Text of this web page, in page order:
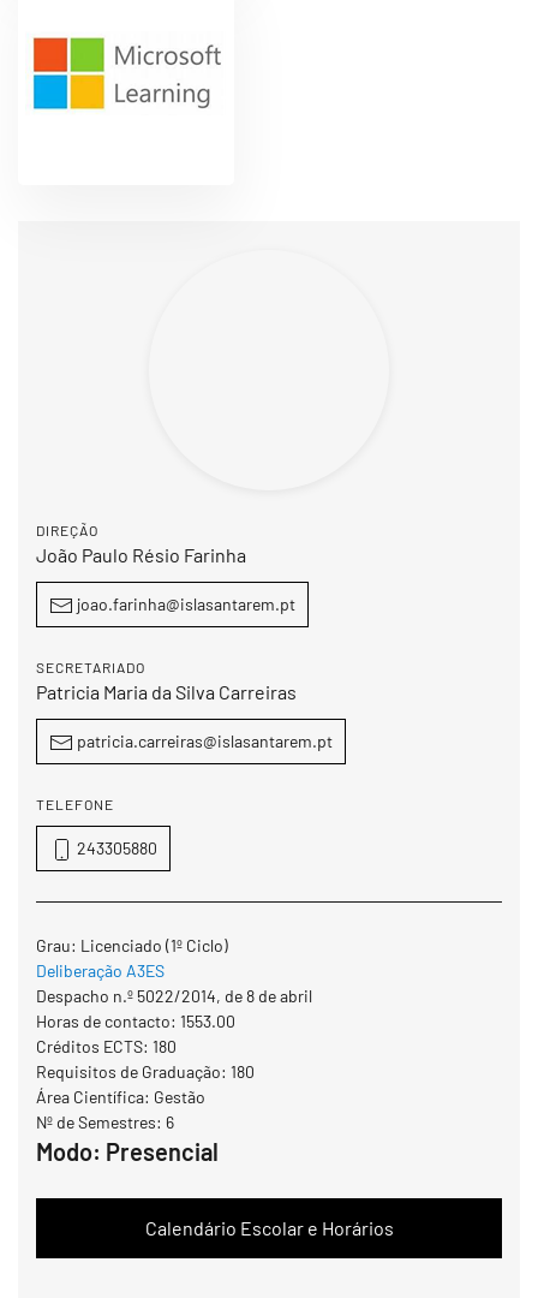
DIREÇÃO
João Paulo Résio Farinha
joao.farinha@islasantarem.pt
SECRETARIADO
Patricia Maria da Silva Carreiras
patricia.carreiras@islasantarem.pt
TELEFONE
243305880
Grau: Licenciado (1º Ciclo)
Deliberação A3ES
Despacho n.º 5022/2014, de 8 de abril
Horas de contacto: 1553.00
Créditos ECTS: 180
Requisitos de Graduação: 180
Área Científica: Gestão
Nº de Semestres: 6
Modo: Presencial
Calendário Escolar e Horários